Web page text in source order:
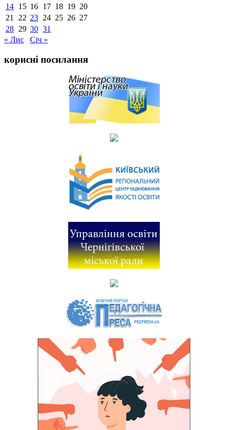
14 15 16 17 18 19 20
21
22 23 24 25 26 27
28 29 30 31
« Лис
Січ »
корисні посилання